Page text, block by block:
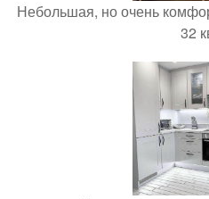
Небольшая, но очень
32